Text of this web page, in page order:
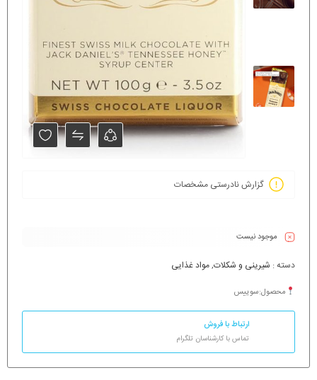
گزارش نادرستی مشخصات
موجود نیست
دسته : شیرینی و شکلات,مواد غذایی
محصول:سوییس
ارتباط با فروش
تماس با کارشناسان تلگرام